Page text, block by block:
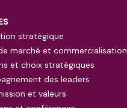
stratégique
marché et commercialisation
et choix stratégiques
des leaders
et valeurs